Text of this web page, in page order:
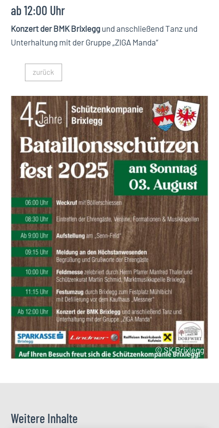
ab 12:00 Uhr
Konzert der BMK Brixlegg und anschließend Tanz und
Unterhaltung mit der Gruppe „ZIGA Manda“
zurück
© SK Brixlegg
Weitere Inhalte